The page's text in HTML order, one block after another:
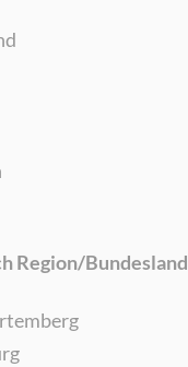
Region/Bundesland